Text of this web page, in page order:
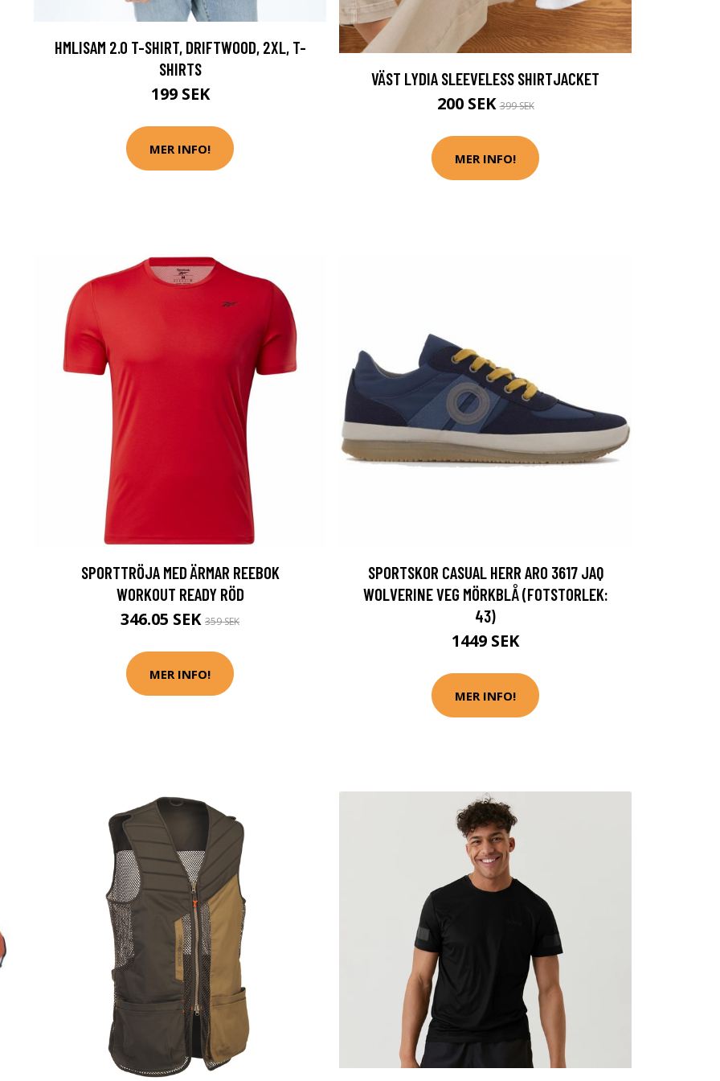
HMLISAM 2.0 T-SHIRT, DRIFTWOOD, 2XL, T-
SHIRTS
199 SEK
MER INFO!
VÄST LYDIA SLEEVELESS SHIRTJACKET
200 SEK399 SEK
MER INFO!
SPORTTRÖJA MED ÄRMAR REEBOK
WORKOUT READY RÖD
346.05 SEK 359 SEK
MER INFO!
SPORTSKOR CASUAL HERR ARO 3617 JAQ
WOLVERINE VEG MÖRKBLÅ (FOTSTORLEK:
43)
1449 SEK
MER INFO!